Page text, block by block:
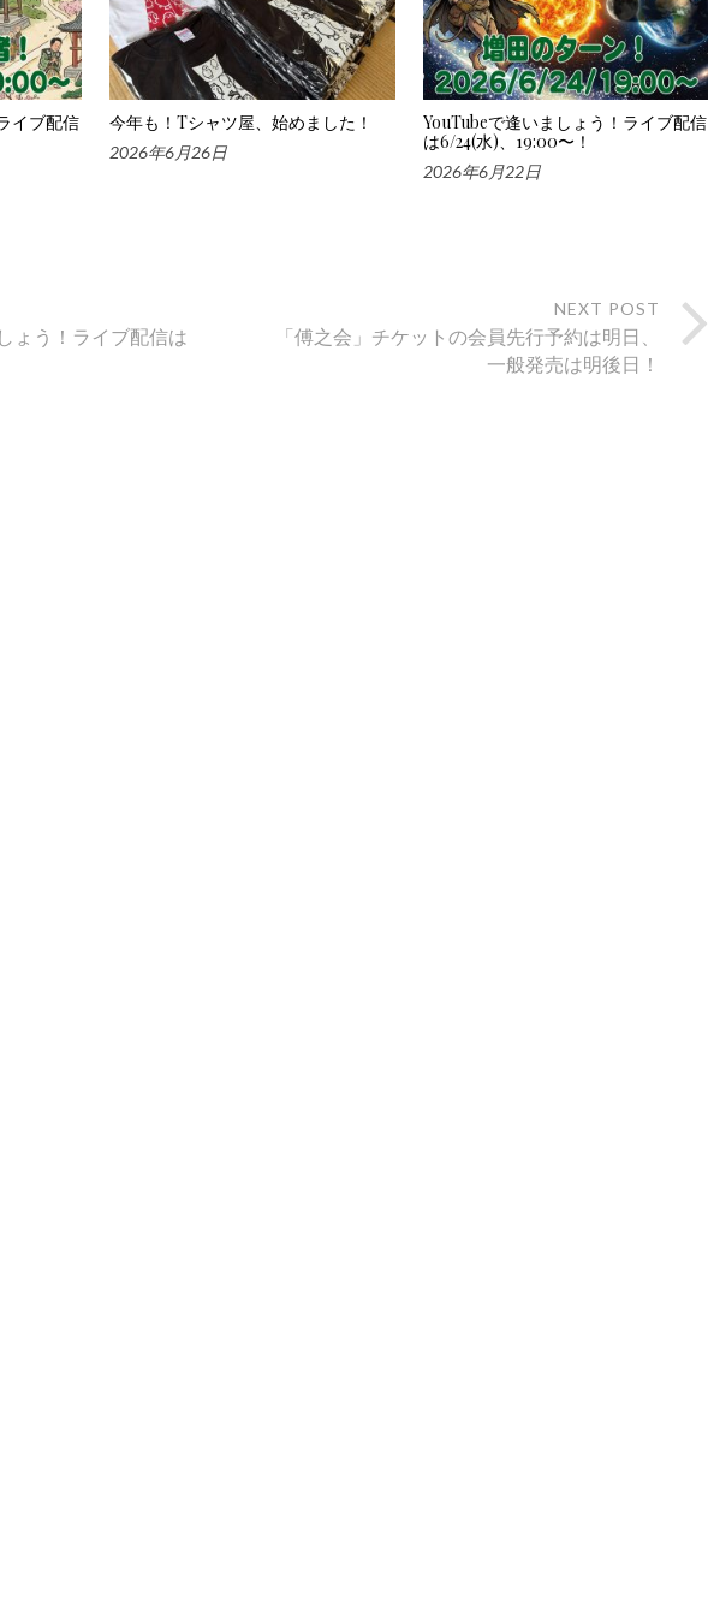
イブ配信
今年も！Tシャツ屋、始めました！
2026年6月26日
YouTubeで逢いましょう！ライブ配信
は6/24(水)、19:00〜！
2026年6月22日
ょう！ライブ配信は
NEXT POST
「傅之会」チケットの会員先行予約は明日、
一般発売は明後日！